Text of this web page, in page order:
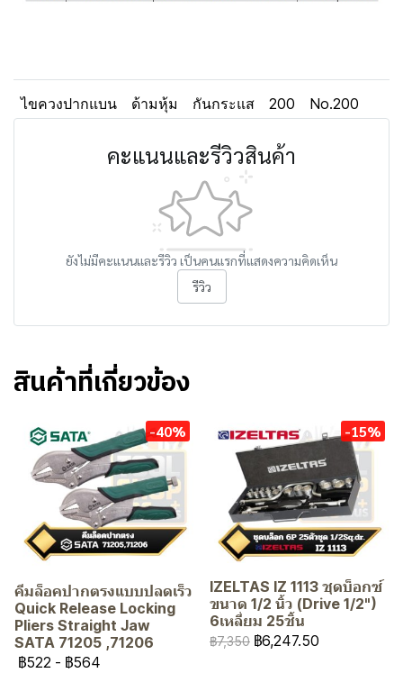
ไขควงปากแบน ด้ามหุ้ม กันกระแส 200 No.200
คะแนนและรีวิวสินค้า
ยังไม่มีคะแนนและรีวิว เป็นคนแรกที่แสดงความคิดเห็น
รีวิว
สินค้าที่เกี่ยวข้อง
-40%
คีมล็อคปากตรงแบบปลดเร็ว
Quick Release Locking
Pliers Straight Jaw
SATA 71205 ,71206
฿522 - ฿564
-15%
IZELTAS IZ 1113 ชุดบ็อกซ์
ขนาด 1/2 นิ้ว (Drive 1/2")
6เหลี่ยม 25ชิ้น
฿7,350 ฿6,247.50